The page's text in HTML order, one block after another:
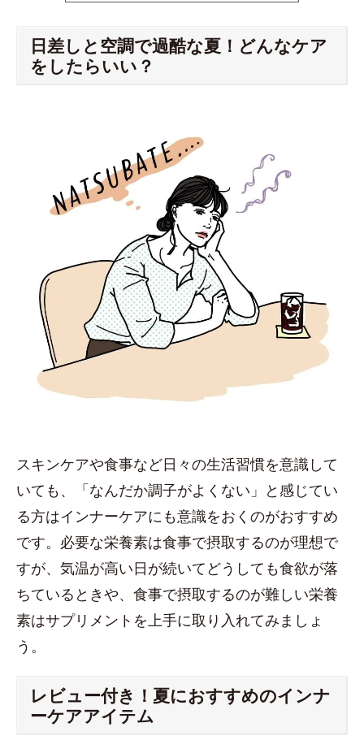
日差しと空調で過酷な夏！どんなケア
をしたらいい？
スキンケアや食事など日々の生活習慣を意識して
いても、「なんだか調子がよくない」と感じてい
る方はインナーケアにも意識をおくのがおすすめ
です。必要な栄養素は食事で摂取するのが理想で
すが、気温が高い日が続いてどうしても食欲が落
ちているときや、食事で摂取するのが難しい栄養
素はサプリメントを上手に取り入れてみましょ
う。
レビュー付き！夏におすすめのインナ
ーケアアイテム